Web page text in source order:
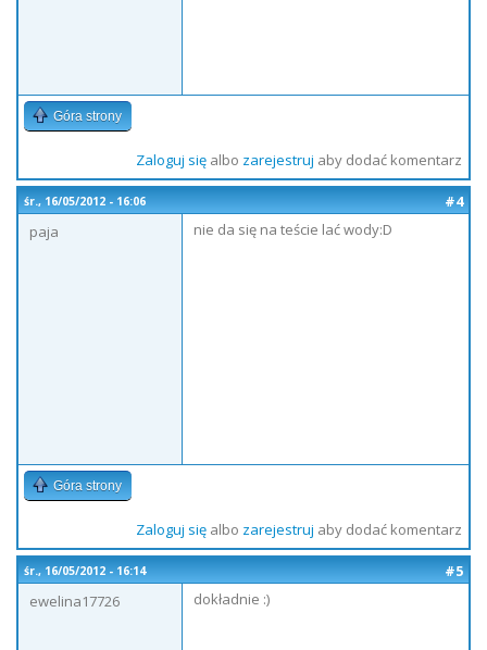
Góra strony
Zaloguj sięalbo zarejestruj aby dodać komentarz
śr., 16/05/2012 - 16:06
#4
paja
nie da się na teście lać wody:D
Góra strony
Zaloguj sięalbo zarejestruj aby dodać komentarz
śr., 16/05/2012 - 16:14
#5
ewelina17726
dokładnie :)